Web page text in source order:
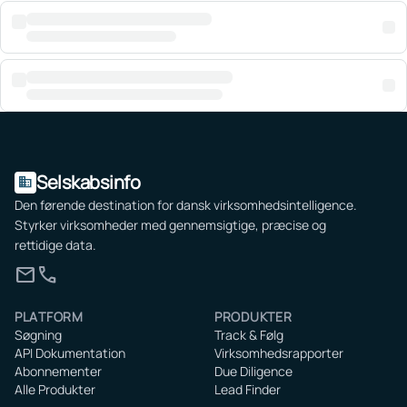
domain Selskabsinfo
Den førende destination for dansk virksomhedsintelligence.
Styrker virksomheder med gennemsigtige, præcise og
rettidige data.
mailcall
PLATFORM
Søgning
API Dokumentation
Abonnementer
Alle Produkter
PRODUKTER
Track & Følg
Virksomhedsrapporter
Due Diligence
Lead Finder